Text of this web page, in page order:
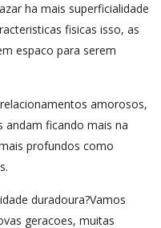
ha mais superficialidade
fisicas isso, as
espaco para serem
amorosos,
andam ficando mais na
profundos como
duradoura?Vamos
geracoes, muitas